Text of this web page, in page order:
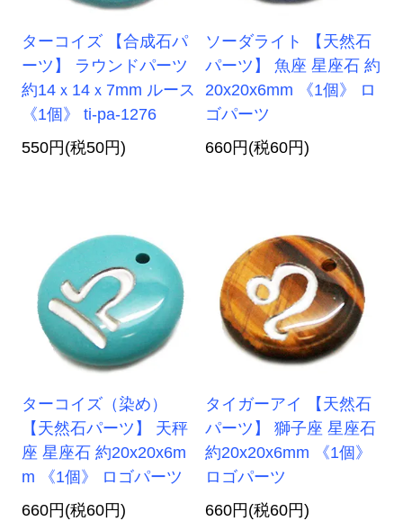
ターコイズ 【合成石パ
ーツ】 ラウンドパーツ
約14ｘ14ｘ7mm ルース
《1個》 ti-pa-1276
550円(税50円)
ソーダライト 【天然石
パーツ】 魚座 星座石 約
20x20x6mm 《1個》 ロ
ゴパーツ
660円(税60円)
ターコイズ（染め）
【天然石パーツ】 天秤
座 星座石 約20x20x6m
m 《1個》 ロゴパーツ
660円(税60円)
タイガーアイ 【天然石
パーツ】 獅子座 星座石
約20x20x6mm 《1個》
ロゴパーツ
660円(税60円)